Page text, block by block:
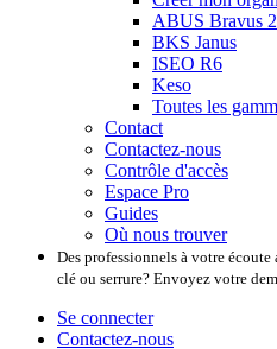
ABUS Bravus
BKS Janus
ISEO R6
Keso
Toutes les
Contact
Contactez-nous
Contrôle d'accès
Espace Pro
Guides
Où nous trouver
Des professionnels à votre
clé ou serrure? Envoyez votre
Se connecter
Contactez-nous